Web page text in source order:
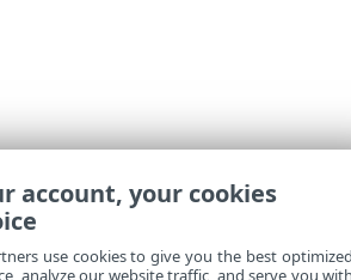
account, your cookies
use cookies to give you the best
analyze our website traffic, and serve you